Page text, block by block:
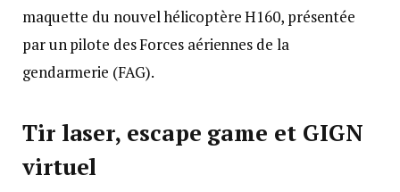
maquette du nouvel hélicoptère H160, présentée
par un pilote des Forces aériennes de la
gendarmerie (FAG).
Tir laser, escape game et GIGN
virtuel